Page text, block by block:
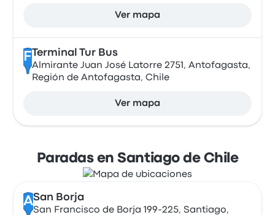
Ver mapa
F Terminal Tur Bus
Almirante Juan José Latorre 2751, Antofagasta,
Región de Antofagasta, Chile
Ver mapa
Paradas en Santiago de Chile
ASan Borja
San Francisco de Borja 199-225, Santiago,